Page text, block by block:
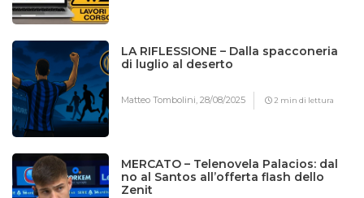
LA RIFLESSIONE – Dalla spacconeria
di luglio al deserto
Matteo Tombolini,28/08/2025 2 min di lettura
MERCATO – Telenovela Palacios: dal
no al Santos all’offerta flash dello
Zenit